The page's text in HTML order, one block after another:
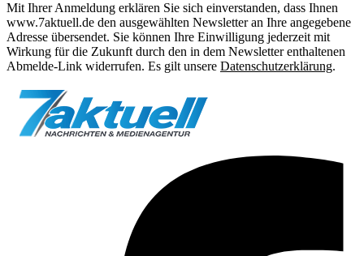
Mit Ihrer Anmeldung erklären Sie sich einverstanden, dass Ihnen
www.7aktuell.de den ausgewählten Newsletter an Ihre angegebene
Adresse übersendet. Sie können Ihre Einwilligung jederzeit mit
Wirkung für die Zukunft durch den in dem Newsletter enthaltenen
Abmelde-Link widerrufen. Es gilt unsere Datenschutzerklärung.